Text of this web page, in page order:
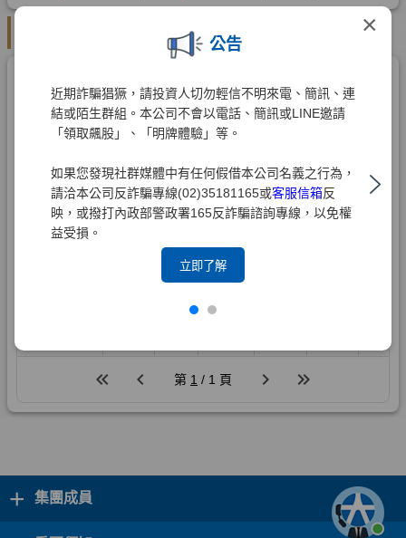
×
公告
近期詐騙猖獗，請投資人切勿輕信不明來電、簡訊、連
結或陌生群組。本公司不會以電話、簡訊或LINE邀請
「領取飆股」、「明牌體驗」等。
如果您發現社群媒體中有任何假借本公司名義之行為，
請洽本公司反詐騙專線(02)35181165或客服信箱反
映，或撥打內政部警政署165反詐騙諮詢專線，以免權
益受損。
立即了解
+ 集團成員